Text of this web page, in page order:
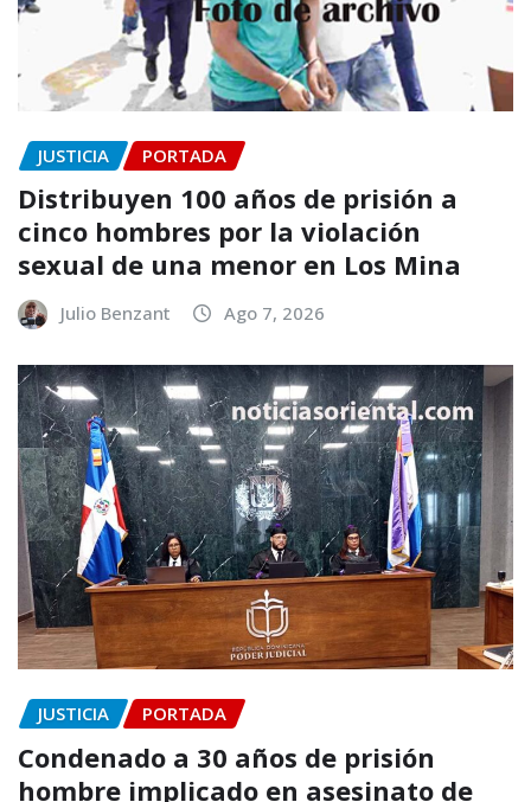
JUSTICIA PORTADA
Distribuyen 100 años de prisión a
cinco hombres por la violación
sexual de una menor en Los Mina
Julio Benzant Ago 7, 2026
JUSTICIA PORTADA
Condenado a 30 años de prisión
hombre implicado en asesinato de